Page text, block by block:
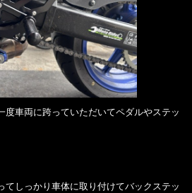
度車両に跨っていただいてペダルやステッ
てしっかり車体に取り付けてバックステッ